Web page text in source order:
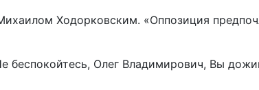
Олег Владимирович, Вы